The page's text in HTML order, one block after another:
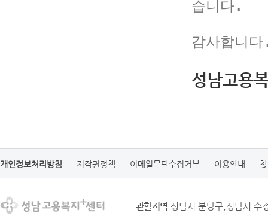
습니다.
감사합니
성남고용
개인정보처리방침 저작권정책 이메일무단수집거부 이용안내
관할지역 성남시 분당구,성남시 수